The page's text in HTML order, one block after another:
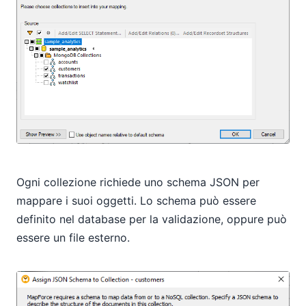
Ogni collezione richiede uno schema JSON per
mappare i suoi oggetti. Lo schema può essere
definito nel database per la validazione, oppure può
essere un file esterno.